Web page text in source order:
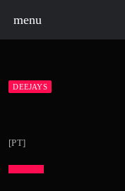
menu
DEEJAYS
[PT]